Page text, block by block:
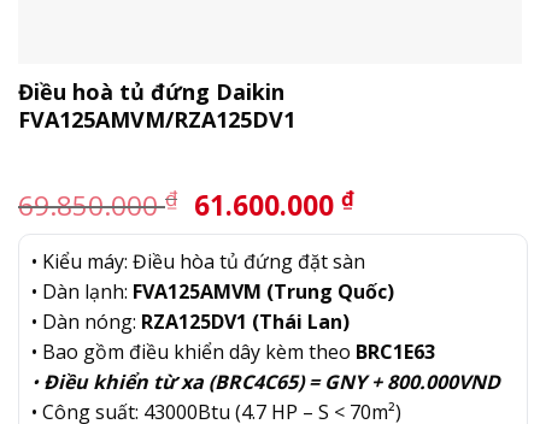
Điều hoà tủ đứng Daikin
FVA125AMVM/RZA125DV1
69.850.000₫ Giá
gốc
là:
69.850.000 ₫.
61.600.000 ₫Giá
hiện
tại
là:
• Kiểu máy: Điều hòa tủ đứng đặt sàn
• Dàn lạnh: FVA125AMVM (Trung Quốc)
• Dàn nóng: RZA125DV1 (Thái Lan)
• Bao gồm điều khiển dây kèm theo BRC1E63
•Điều khiển từ xa (BRC4C65) = GNY + 800.000VND
• Công suất: 43000Btu (4.7 HP – S < 70m²)